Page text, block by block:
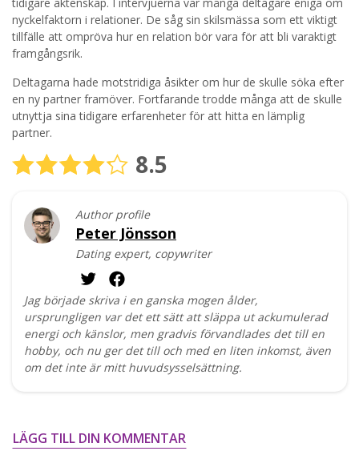
nyckelfaktorn i relationer. De såg sin skilsmässa som ett viktigt
tillfälle att ompröva hur en relation bör vara för att bli varaktigt
framgångsrik.
Deltagarna hade motstridiga åsikter om hur de skulle söka efter
en ny partner framöver. Fortfarande trodde många att de skulle
utnyttja sina tidigare erfarenheter för att hitta en lämplig
partner.
8.5
Author profile
Peter Jönsson
Dating expert, copywriter
Jag började skriva i en ganska mogen ålder,
ursprungligen var det ett sätt att släppa ut ackumulerad
energi och känslor, men gradvis förvandlades det till en
hobby, och nu ger det till och med en liten inkomst, även
om det inte är mitt huvudsysselsättning.
LÄGG TILL DIN KOMMENTAR